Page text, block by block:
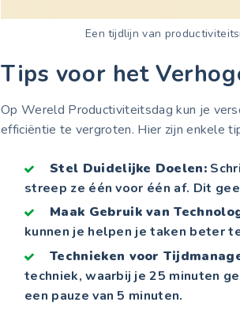
Een tijdlijn van
Tips voor het
Op Wereld Productiviteitsdag kun je
efficiëntie te vergroten. Hier zijn enkele
Stel Duidelijke Doelen:
streep ze één voor één af. Dit
Maak Gebruik van
kunnen je helpen je taken beter
Technieken voor
techniek, waarbij je 25 minuten
een pauze van 5 minuten.